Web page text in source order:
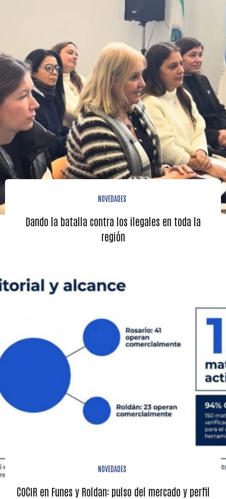
NOVEDADES
Dando la batalla contra los ilegales en toda la
región
NOVEDADES
COCIR en Funes y Roldan: pulso del mercado y perfil